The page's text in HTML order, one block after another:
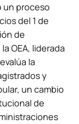
un proceso
del 1 de
de
OEA, liderada
la
y
un cambio
de